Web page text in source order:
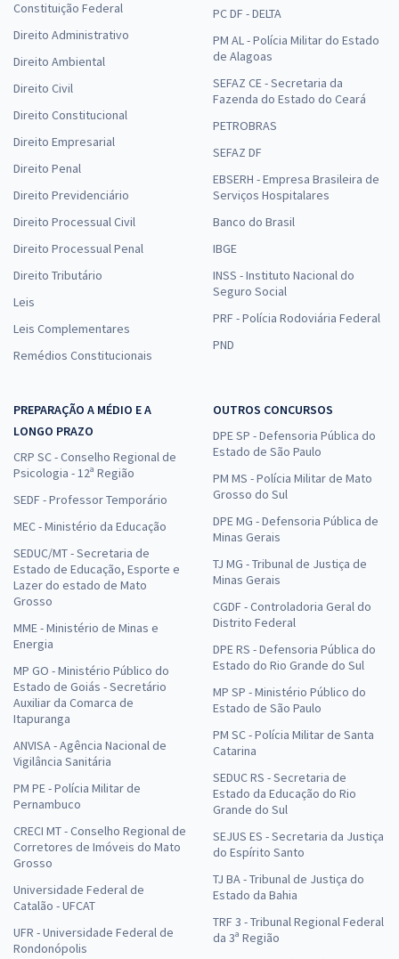
Constituição Federal
Direito Administrativo
Direito Ambiental
Direito Civil
Direito Constitucional
Direito Empresarial
Direito Penal
Direito Previdenciário
Direito Processual Civil
Direito Processual Penal
Direito Tributário
Leis
Leis Complementares
Remédios Constitucionais
PC DF - DELTA
PM AL - Polícia Militar do Estado
de Alagoas
SEFAZ CE - Secretaria da
Fazenda do Estado do Ceará
PETROBRAS
SEFAZ DF
EBSERH - Empresa Brasileira de
Serviços Hospitalares
Banco do Brasil
IBGE
INSS - Instituto Nacional do
Seguro Social
PRF - Polícia Rodoviária Federal
PND
PREPARAÇÃO A MÉDIO E A
LONGO PRAZO
CRP SC - Conselho Regional de
Psicologia - 12ª Região
SEDF - Professor Temporário
MEC - Ministério da Educação
SEDUC/MT - Secretaria de
Estado de Educação, Esporte e
Lazer do estado de Mato
Grosso
MME - Ministério de Minas e
Energia
MP GO - Ministério Público do
Estado de Goiás - Secretário
Auxiliar da Comarca de
Itapuranga
ANVISA - Agência Nacional de
Vigilância Sanitária
PM PE - Polícia Militar de
Pernambuco
CRECI MT - Conselho Regional de
Corretores de Imóveis do Mato
Grosso
Universidade Federal de
Catalão - UFCAT
UFR - Universidade Federal de
Rondonópolis
OUTROS CONCURSOS
DPE SP - Defensoria Pública do
Estado de São Paulo
PM MS - Polícia Militar de Mato
Grosso do Sul
DPE MG - Defensoria Pública de
Minas Gerais
TJ MG - Tribunal de Justiça de
Minas Gerais
CGDF - Controladoria Geral do
Distrito Federal
DPE RS - Defensoria Pública do
Estado do Rio Grande do Sul
MP SP - Ministério Público do
Estado de São Paulo
PM SC - Polícia Militar de Santa
Catarina
SEDUC RS - Secretaria de
Estado da Educação do Rio
Grande do Sul
SEJUS ES - Secretaria da Justiça
do Espírito Santo
TJ BA - Tribunal de Justiça do
Estado da Bahia
TRF 3 - Tribunal Regional Federal
da 3ª Região